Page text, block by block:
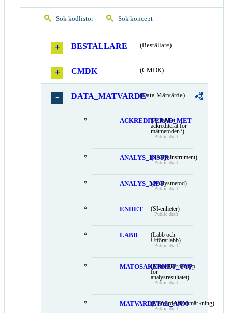
Sök kodlistor Sök koncept
BESTALLARE (Beställare)
CMDK (CMDK)
DATA_MATVARDE(Data Mätvärde)
ACKREDITERAD_MET
(Är labbet
ackrediterat för
mätmetoden?)
Public draft
ANALYS_INSTR(Analysinstrument)
Public draft
ANALYS_MET(Analysmetod)
Public draft
ENHET (SI-enheter)
Public draft
LABB
(Labb och
Utförarlabb)
Public draft
MATOSAKERHET_TYP
(Mätosäkerhetstyp
för
analysresultatet)
Public draft
MATVARDETAL_ANM
(Mätvärdetalsanmärkning)
Public draft